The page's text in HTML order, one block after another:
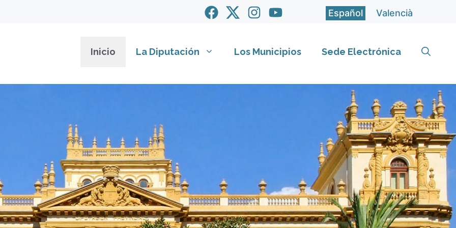
Español Valencià
Inicio La Diputación Los Municipios Sede Electrónica